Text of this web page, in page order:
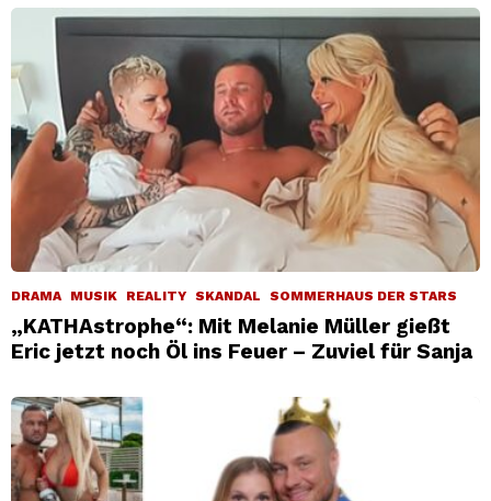
DRAMA MUSIK REALITY SKANDAL SOMMERHAUS DER STARS
„KATHAstrophe“: Mit Melanie Müller gießt
Eric jetzt noch Öl ins Feuer – Zuviel für Sanja